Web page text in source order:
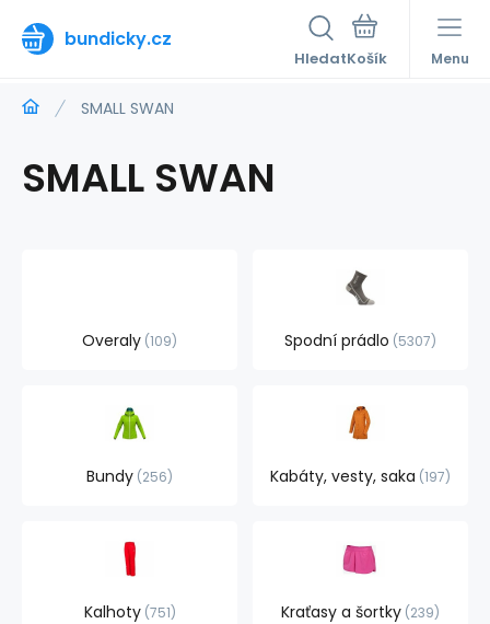
bundicky.cz
Hledat Menu
SMALL SWAN
SMALL SWAN
Overaly 109 Spodní prádlo 5307
Bundy 256 Kabáty, vesty, saka 197
Kalhoty 751 Kraťasy a šortky 239